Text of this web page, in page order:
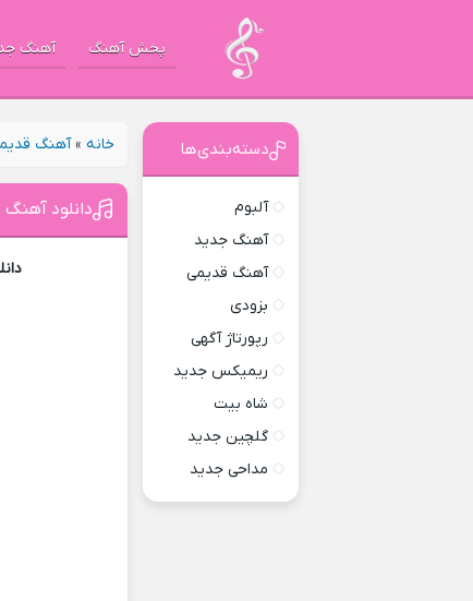
پخش آهنگ آهنگ
خانه »آهنگ
دانلود
دسته‌بندی‌ها
آلبوم
آهنگ جدید
آهنگ قدیمی
بزودی
رپورتاژ آگهی
ریمیکس جدید
شاه بیت
گلچین جدید
مداحی جدید